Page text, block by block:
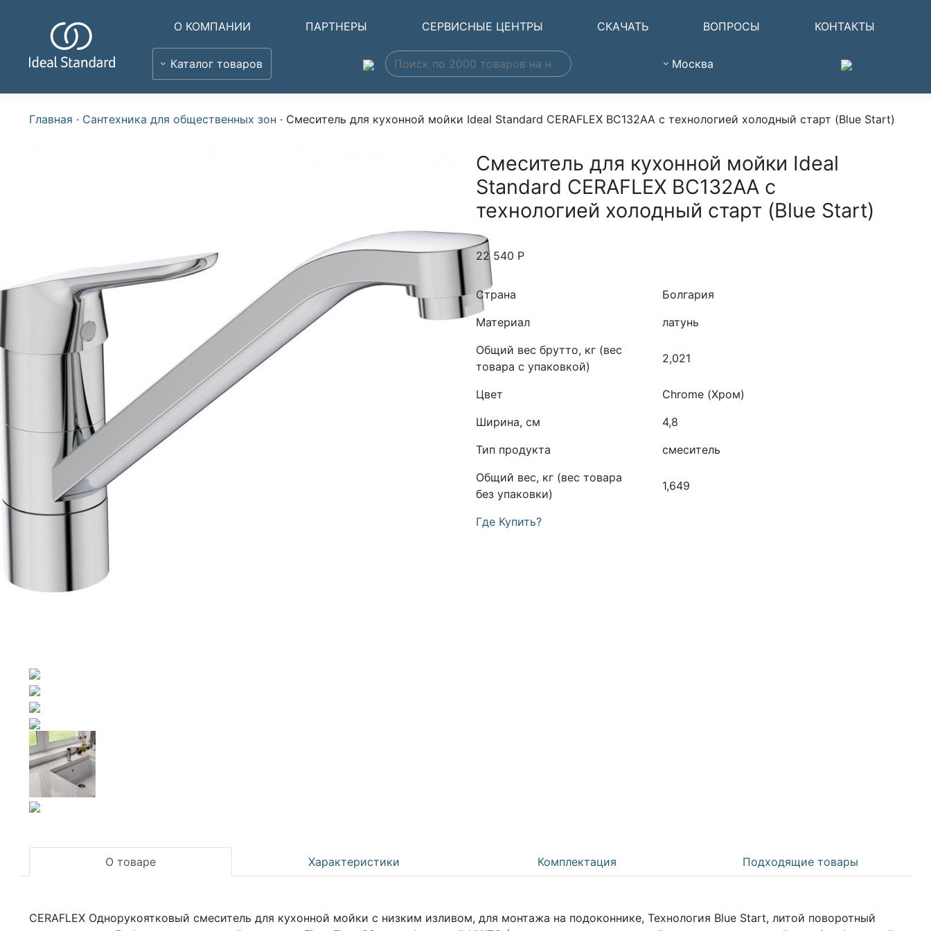
О КОМПАНИИ ПАРТНЕРЫ СЕРВИСНЫЕ ЦЕНТРЫ СКАЧАТЬ ВОПРОСЫ КОНТАКТЫ
Каталог товаров Москва
Главная · Сантехника для общественных зон · Смеситель для кухонной мойки Ideal Standard CERAFLEX BC132AA с технологией холодный старт (Blue Start)
Смеситель для кухонной мойки Ideal
Standard CERAFLEX BC132AA с
технологией холодный старт (Blue Start)
22 540 Р
Страна
Болгария
Материал
латунь
Общий вес брутто, кг (вес
товара с упаковкой)
2,021
Цвет
Chrome (Хром)
Ширина, см
4,8
Тип продукта
смеситель
Общий вес, кг (вес товара
без упаковки)
1,649
Где Купить?
О товаре Характеристики Комплектация Подходящие товары
CERAFLEX Однорукоятковый смеситель для кухонной мойки с низким изливом, для монтажа на подоконнике, Технология Blue Start, литой поворотный